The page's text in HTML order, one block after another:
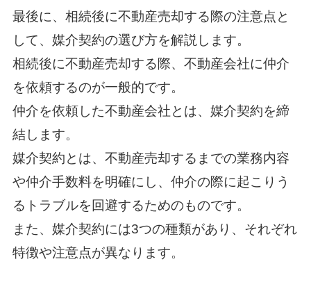
最後に、相続後に不動産売却する際の注意点と
して、媒介契約の選び方を解説します。
相続後に不動産売却する際、不動産会社に仲介
を依頼するのが一般的です。
仲介を依頼した不動産会社とは、媒介契約を締
結します。
媒介契約とは、不動産売却するまでの業務内容
や仲介手数料を明確にし、仲介の際に起こりう
るトラブルを回避するためのものです。
また、媒介契約には3つの種類があり、それぞれ
特徴や注意点が異なります。